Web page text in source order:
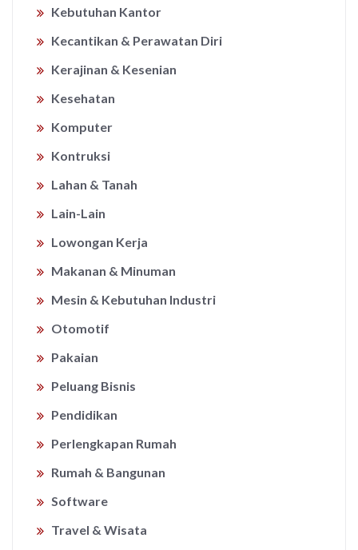
Kebutuhan Kantor
Kecantikan & Perawatan Diri
Kerajinan & Kesenian
Kesehatan
Komputer
Kontruksi
Lahan & Tanah
Lain-Lain
Lowongan Kerja
Makanan & Minuman
Mesin & Kebutuhan Industri
Otomotif
Pakaian
Peluang Bisnis
Pendidikan
Perlengkapan Rumah
Rumah & Bangunan
Software
Travel & Wisata